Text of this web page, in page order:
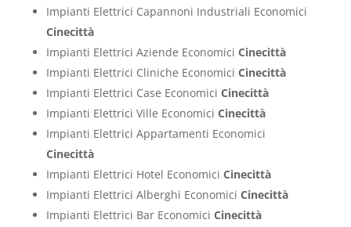
Impianti Elettrici Capannoni Industriali Economici
Cinecittà
Impianti Elettrici Aziende Economici Cinecittà
Impianti Elettrici Cliniche Economici Cinecittà
Impianti Elettrici Case Economici Cinecittà
Impianti Elettrici Ville Economici Cinecittà
Impianti Elettrici Appartamenti Economici
Cinecittà
Impianti Elettrici Hotel Economici Cinecittà
Impianti Elettrici Alberghi Economici Cinecittà
Impianti Elettrici Bar Economici Cinecittà